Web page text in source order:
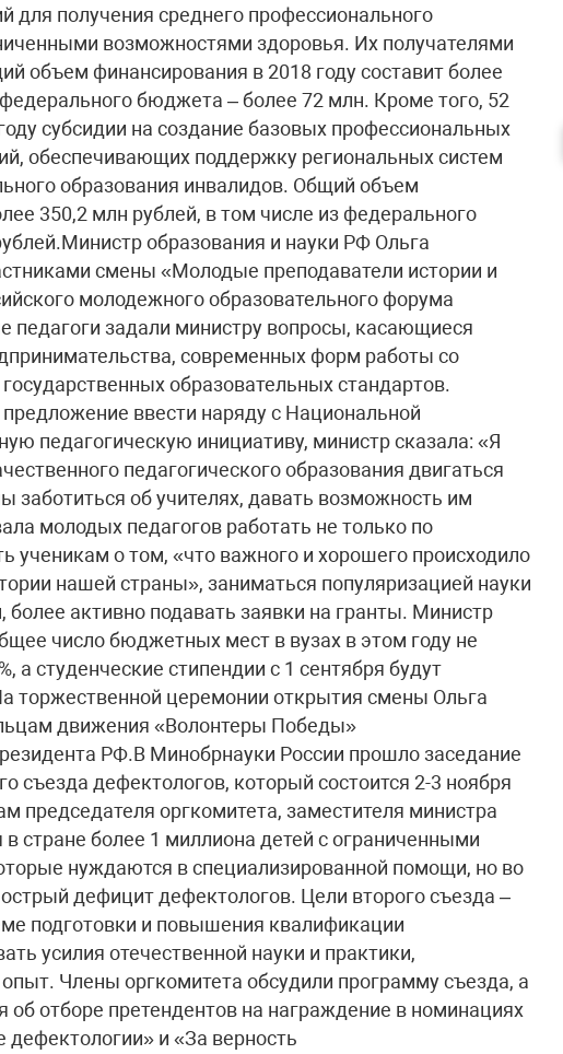
для получения среднего профессионального
возможностями здоровья. Их получателями
объем финансирования в 2018 году составит более
бюджета – более 72 млн. Кроме того, 52
субсидии на создание базовых профессиональных
обеспечивающих поддержку региональных систем
образования инвалидов. Общий объем
350,2 млн рублей, в том числе из федерального
образования и науки РФ Ольга
смены «Молодые преподаватели истории и
молодежного образовательного форума
задали министру вопросы, касающиеся
современных форм работы со
образовательных стандартов.
ввести наряду с Национальной
педагогическую инициативу, министр сказала: «Я
педагогического образования двигаться
об учителях, давать возможность им
молодых педагогов работать не только по
ученикам о том, «что важного и хорошего происходило
нашей страны», заниматься популяризацией науки
активно подавать заявки на гранты. Министр
число бюджетных мест в вузах в этом году не
а студенческие стипендии с 1 сентября будут
торжественной церемонии открытия смены Ольга
движения «Волонтеры Победы»
РФ.В Минобрнауки России прошло заседание
съезда дефектологов, который состоится 2-3 ноября
председателя оргкомитета, заместителя министра
стране более 1 миллиона детей с ограниченными
нуждаются в специализированной помощи, но во
дефицит дефектологов. Цели второго съезда –
подготовки и повышения квалификации
усилия отечественной науки и практики,
Члены оргкомитета обсудили программу съезда, а
отборе претендентов на награждение в номинациях
и «За верность